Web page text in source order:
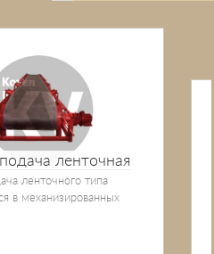
ленточная
ленточного типа
в механизированных